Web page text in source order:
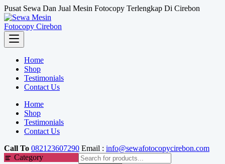
Skip
to
content
Pusat Sewa Dan Jual Mesin Fotocopy Terlengkap Di Cirebon
Home
Shop
Testimonials
Contact Us
Home
Shop
Testimonials
Contact Us
Call To 082123607290 Email : info@sewafotocopycirebon.com
Category